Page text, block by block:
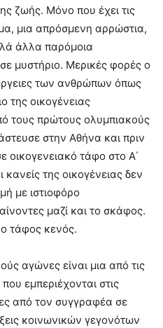
ζωής. Μόνο που έχει τις
μια απρόσμενη αρρώστια,
άλλα παρόμοια
μυστήριο. Μερικές φορές ο
των ανθρώπων όπως
της οικογένειας
τους πρώτους ολυμπιακούς
στην Αθήνα και πριν
οικογενειακό τάφο στο Α΄
της οικογένειας δεν
με ιστιοφόρο
μαζί και το σκάφος.
τάφος κενός.
αγώνες είναι μια από τις
εμπεριέχονται στις
από τον συγγραφέα σε
κοινωνικών γεγονότων